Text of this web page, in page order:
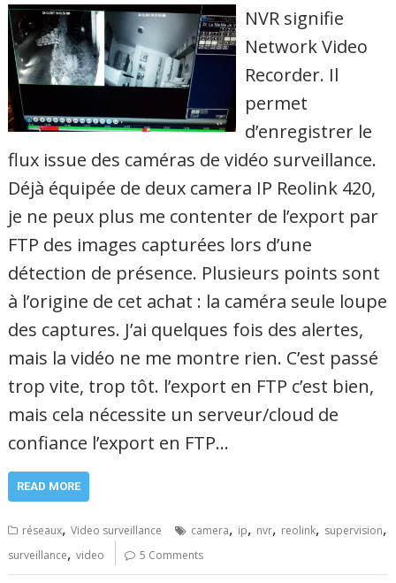
NVR signifie
Network Video
Recorder. Il
permet
d’enregistrer le
flux issue des caméras de vidéo surveillance.
Déjà équipée de deux camera IP Reolink 420,
je ne peux plus me contenter de l’export par
FTP des images capturées lors d’une
détection de présence. Plusieurs points sont
à l’origine de cet achat : la caméra seule loupe
des captures. J’ai quelques fois des alertes,
mais la vidéo ne me montre rien. C’est passé
trop vite, trop tôt. l’export en FTP c’est bien,
mais cela nécessite un serveur/cloud de
confiance l’export en FTP…
READ MORE
réseaux,Video surveillance camera, ip, nvr, reolink, supervision,
surveillance,video 5 Comments